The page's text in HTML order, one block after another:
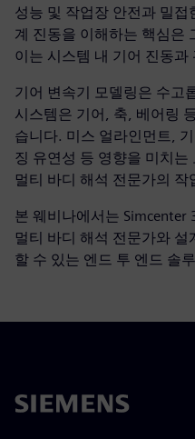
성능 및 작업장 안전과 밀
계 진동을 이해하는 핵심은
이는 시스템 내 기어 진동과
기어 변속기 모델링은 수고
시스템은 기어, 축, 베어링
습니다. 미스 얼라인먼트,
징 유연성 등 영향을 미치
멀티 바디 해석 전문가의
본 웨비나에서는 Simcenter
멀티 바디 해석 전문가와
할 수 있는 엔드 투 엔드 솔